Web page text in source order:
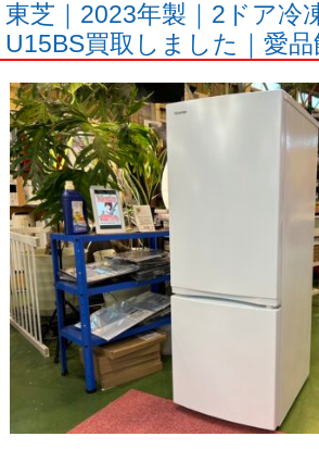
東芝｜2023年製｜2ドア冷
U15BS買取しました｜愛